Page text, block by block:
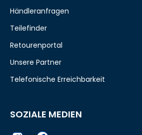
Händleranfragen
Teilefinder
Retourenportal
Unsere Partner
Telefonische Erreichbarkeit
SOZIALE MEDIEN